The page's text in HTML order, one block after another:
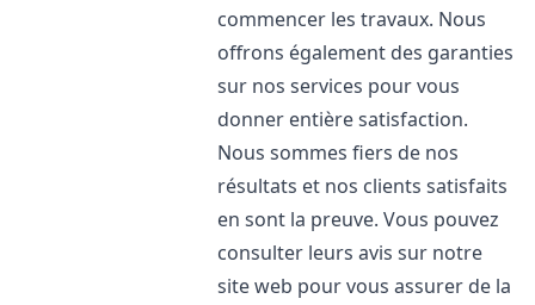
commencer les travaux. Nous
offrons également des garanties
sur nos services pour vous
donner entière satisfaction.
Nous sommes fiers de nos
résultats et nos clients satisfaits
en sont la preuve. Vous pouvez
consulter leurs avis sur notre
site web pour vous assurer de la